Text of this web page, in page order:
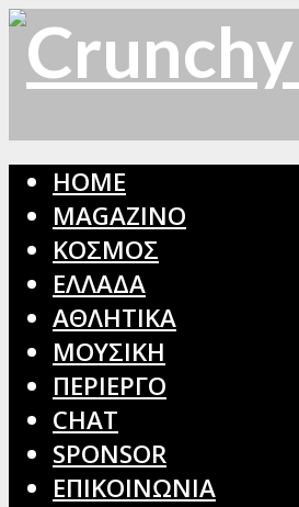
HOME
MAGAZINO
ΚΟΣΜΟΣ
ΕΛΛΑΔΑ
ΑΘΛΗΤΙΚΑ
ΜΟΥΣΙΚΗ
ΠΕΡΙΕΡΓΟ
CHAT
SPONSOR
ΕΠΙΚΟΙΝΩΝΙΑ